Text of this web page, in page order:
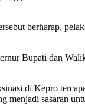
berharap,
Bupati dan
di Kepro
menjadi sasaran